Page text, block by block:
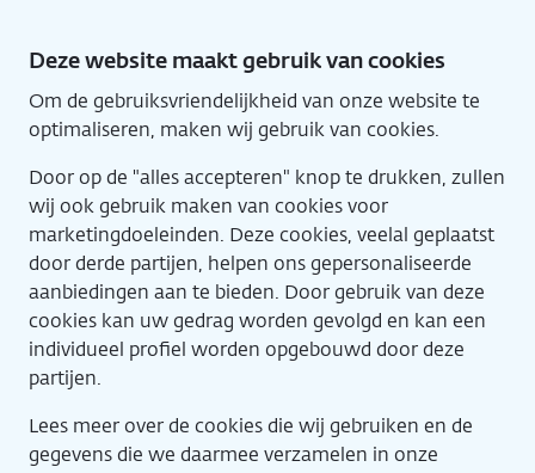
hoofdinhoud
Deze website maakt gebruik van cookies
Om de gebruiksvriendelijkheid van onze website te
optimaliseren, maken wij gebruik van cookies.
Door op de "alles accepteren" knop te drukken, zullen
wij ook gebruik maken van cookies voor
marketingdoeleinden. Deze cookies, veelal geplaatst
door derde partijen, helpen ons gepersonaliseerde
aanbiedingen aan te bieden. Door gebruik van deze
cookies kan uw gedrag worden gevolgd en kan een
individueel profiel worden opgebouwd door deze
partijen.
Lees meer over de cookies die wij gebruiken en de
gegevens die we daarmee verzamelen in onze